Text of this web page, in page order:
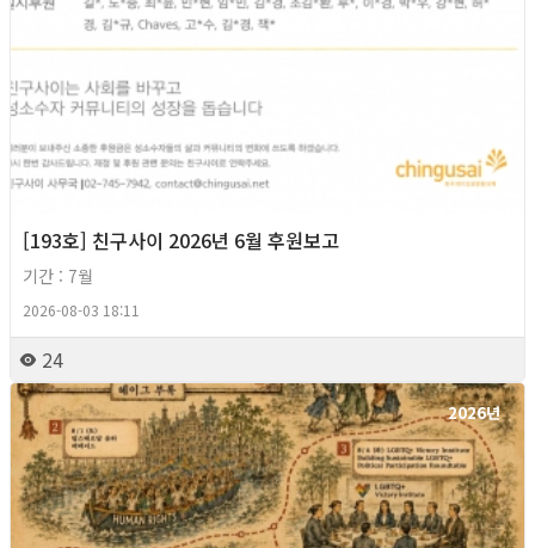
[193호] 친구사이 2026년 6월 후원보고
기간 : 7월
2026-08-03 18:11
24
2026년